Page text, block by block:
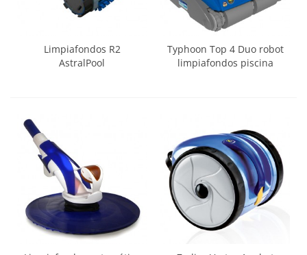
Limpiafondos R2
AstralPool
Typhoon Top 4 Duo robot
limpiafondos piscina